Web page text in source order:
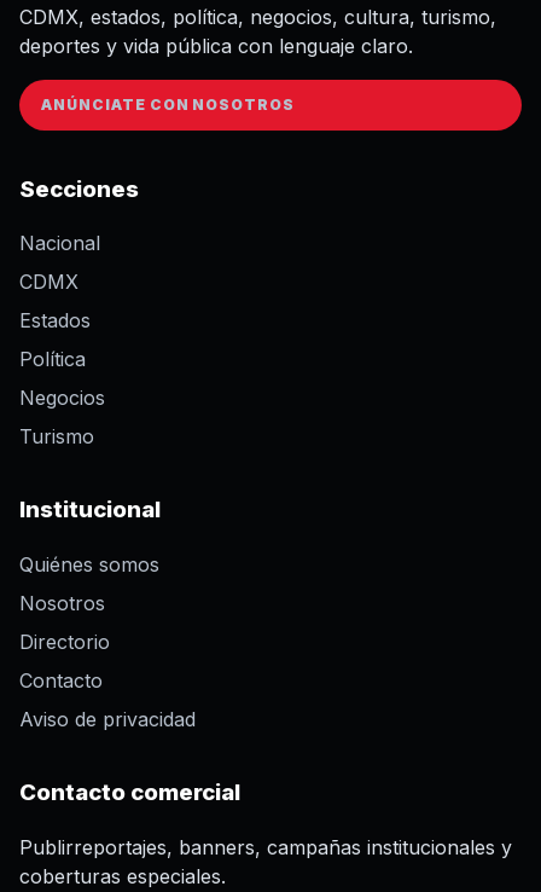
CDMX, estados, política, negocios, cultura, turismo,
deportes y vida pública con lenguaje claro.
ANÚNCIATE CON NOSOTROS
Secciones
Nacional
CDMX
Estados
Política
Negocios
Turismo
Institucional
Quiénes somos
Nosotros
Directorio
Contacto
Aviso de privacidad
Contacto comercial
Publirreportajes, banners, campañas institucionales y
coberturas especiales.